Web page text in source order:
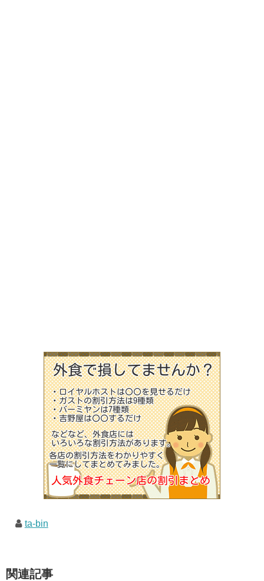
ta-bin
関連記事